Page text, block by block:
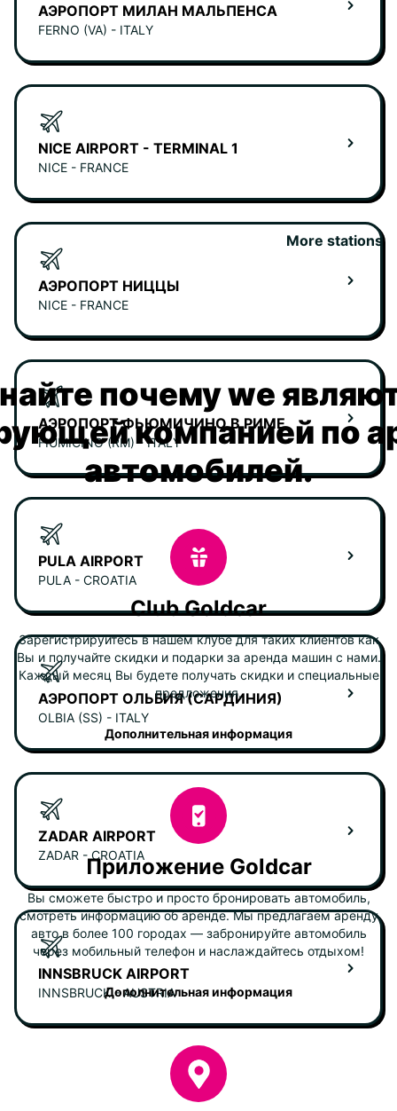
АЭРОПОРТ МИЛАН МАЛЬПЕНСА
FERNO (VA) - ITALY
NICE AIRPORT - TERMINAL 1
NICE - FRANCE
АЭРОПОРТ НИЦЦЫ
NICE - FRANCE
АЭРОПОРТ ФЬЮМИЧИНО В РИМЕ
FIUMICINO (RM) - ITALY
PULA AIRPORT
PULA - CROATIA
АЭРОПОРТ ОЛЬБИЯ (САРДИНИЯ)
OLBIA (SS) - ITALY
ZADAR AIRPORT
ZADAR - CROATIA
INNSBRUCK AIRPORT
INNSBRUCK - AUSTRIA
More stations
почему we
компанией по
автомобилей.
Club Goldcar
Зарегистрируйтесь в нашем клубе для таких клиентов как
Вы и получайте скидки и подарки за аренда машин с нами.
Каждый месяц Вы будете получать скидки и специальные
предложения.
Дополнительная информация
Приложение Goldcar
Вы сможете быстро и просто бронировать автомобиль,
смотреть информацию об аренде. Мы предлагаем аренду
авто в более 100 городах — забронируйте автомобиль
через мобильный телефон и наслаждайтесь отдыхом!
Дополнительная информация